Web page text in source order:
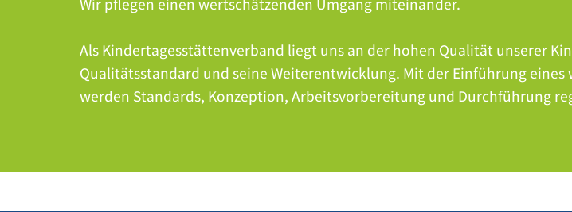
Wir pflegen einen wertschätzenden Umgang miteinander.
Als Kindertagesstättenverband liegt uns an der hohen Qualität unserer
Qualitätsstandard und seine Weiterentwicklung. Mit der Einführung eines
werden Standards, Konzeption, Arbeitsvorbereitung und Durchführung